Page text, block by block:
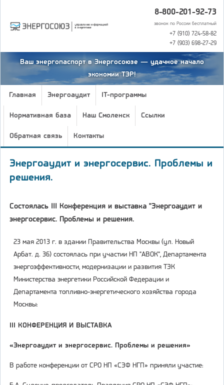
8-800-201-92-73
звонок по России бесплатный
+7 (910) 724-58-82
+7 (903) 698-27-29
Ваш энергопаспорт в Энергосоюзе — удачное начало
экономии ТЭР!
Главная Энергоаудит IT-программы
Нормативная база Наш Смоленск Ссылки
Обратная связь Контакты
Энергоаудит и энергосервис. Проблемы и
решения.
Состоялась III Конференция и выставка "Энергоаудит и
энергосервис. Проблемы и решения.
23 мая 2013 г. в здании Правительства Москвы (ул. Новый
Арбат. д. 36) состоялась при участии НП "АВОК", Департамента
энергоэффективности, модернизации и развития ТЭК
Министерства энергетики Российской Федерации и
Департамента топливно-энергетического хозяйства города
Москвы:
III КОНФЕРЕНЦИЯ И ВЫСТАВКА
«Энергоаудит и энергосервис. Проблемы и решения»
В работе конференции от СРО НП «СЭФ НГП» приняли участие: